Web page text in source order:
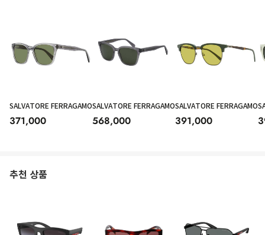
SALVATORE FERRAGAMO
371,000
SALVATORE FERRAGAMO
568,000
SALVATORE FERRAGAMO
391,000
추천 상품